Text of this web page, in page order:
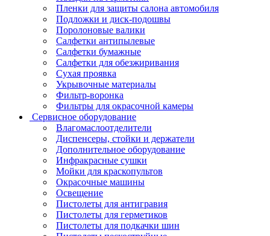
Пленки для защиты салона автомобиля
Подложки и диск-подошвы
Поролоновые валики
Салфетки антипылевые
Салфетки бумажные
Салфетки для обезжиривания
Сухая проявка
Укрывочные материалы
Фильтр-воронка
Фильтры для окрасочной камеры
Сервисное оборудование
Влагомаслоотделители
Диспенсеры, стойки и держатели
Дополнительное оборудование
Инфракрасные сушки
Мойки для краскопультов
Окрасочные машины
Освещение
Пистолеты для антигравия
Пистолеты для герметиков
Пистолеты для подкачки шин